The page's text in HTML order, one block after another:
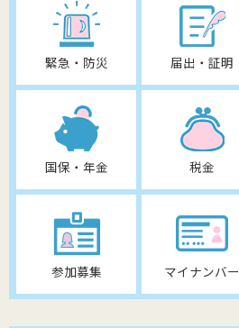
緊急・防災 届出・証明
国保・年金 税金
参加募集 マイナンバー